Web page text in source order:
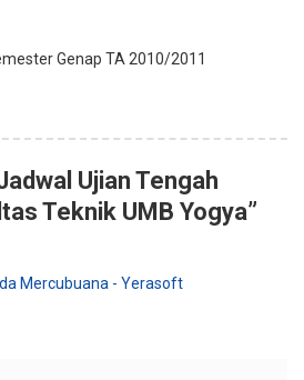
Genap TA 2010/2011
Ujian Tengah
Teknik UMB Yogya”
Mercubuana - Yerasoft